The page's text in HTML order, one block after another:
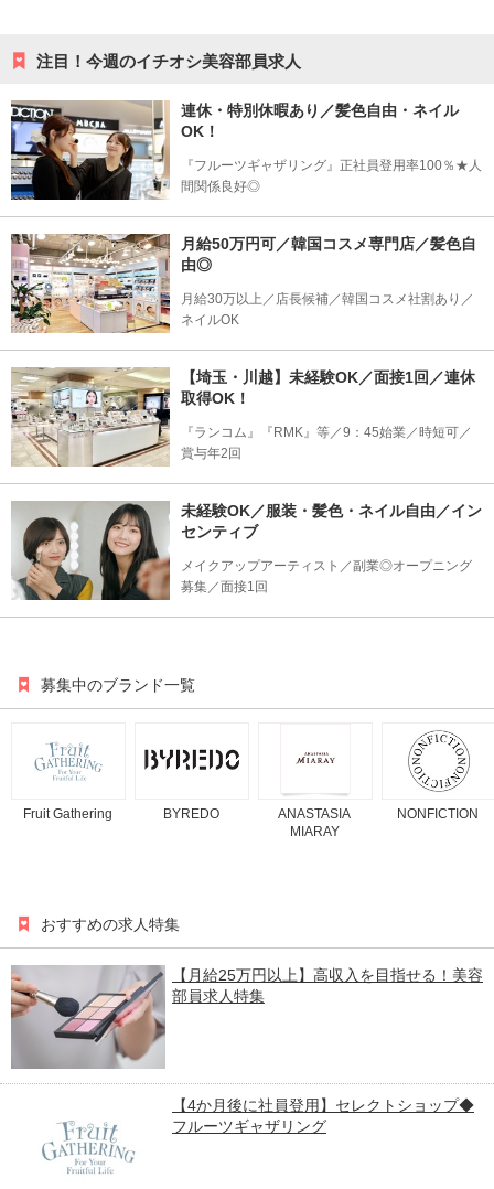
注目！今週のイチオシ美容部員求人
連休・特別休暇あり／髪色自由・ネイル
OK！
『フルーツギャザリング』正社員登用率100％★人
間関係良好◎
月給50万円可／韓国コスメ専門店／髪色自
由◎
月給30万以上／店長候補／韓国コスメ社割あり／
ネイルOK
【埼玉・川越】未経験OK／面接1回／連休
取得OK！
『ランコム』『RMK』等／9：45始業／時短可／
賞与年2回
未経験OK／服装・髪色・ネイル自由／イン
センティブ
メイクアップアーティスト／副業◎オープニング
募集／面接1回
募集中のブランド一覧
Fruit Gathering BYREDO
ANASTASIA
MIARAY
NONFICTION
おすすめの求人特集
【月給25万円以上】高収入を目指せる！美容
部員求人特集
【4か月後に社員登用】セレクトショップ◆
フルーツギャザリング